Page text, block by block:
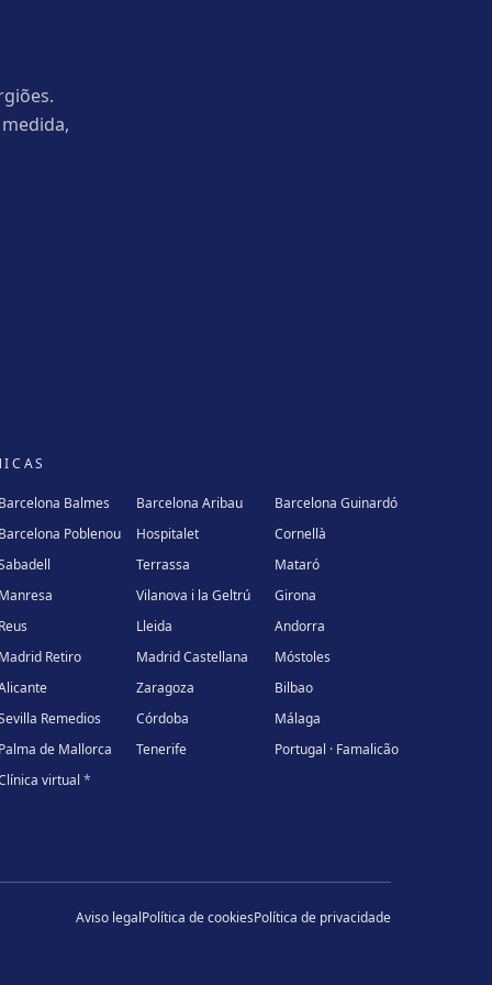
Balmes Barcelona Aribau
Barcelona Guinardó
Poblenou
Hospitalet
Cornellà
Terrassa
Mataró
Vilanova i la Geltrú
Girona
Lleida
Andorra
Retiro
Madrid Castellana
Móstoles
Zaragoza
Bilbao
Remedios
Córdoba
Málaga
de Mallorca
Tenerife
Portugal · Famalicão
virtual *
Aviso legalPolítica de cookiesPolítica de privacidade